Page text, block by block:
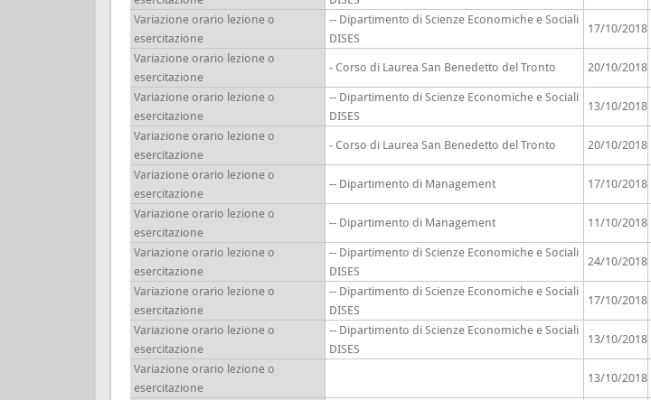
Variazione orario lezione o
esercitazione
-- Dipartimento di Scienze Economiche e Sociali
DISES
17/10/2018
Variazione orario lezione o
esercitazione
- Corso di Laurea San Benedetto del Tronto 20/10/2018
Variazione orario lezione o
esercitazione
-- Dipartimento di Scienze Economiche e Sociali
DISES
13/10/2018
Variazione orario lezione o
esercitazione
- Corso di Laurea San Benedetto del Tronto 20/10/2018
Variazione orario lezione o
esercitazione
-- Dipartimento di Management 17/10/2018
Variazione orario lezione o
esercitazione
-- Dipartimento di Management 11/10/2018
Variazione orario lezione o
esercitazione
-- Dipartimento di Scienze Economiche e Sociali
DISES
24/10/2018
Variazione orario lezione o
esercitazione
-- Dipartimento di Scienze Economiche e Sociali
DISES
17/10/2018
Variazione orario lezione o
esercitazione
-- Dipartimento di Scienze Economiche e Sociali
DISES
13/10/2018
Variazione orario lezione o
esercitazione
13/10/2018